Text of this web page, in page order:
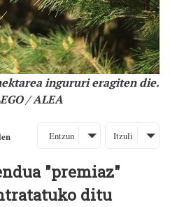
ingururi eragiten die.
/ ALEA
Entzun Itzuli
"premiaz"
ditu